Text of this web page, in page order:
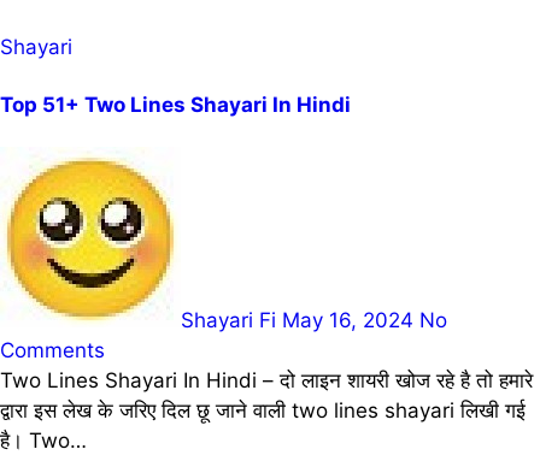
Shayari
Top 51+ Two Lines Shayari In Hindi
Shayari Fi May 16, 2024 No
Comments
Two Lines Shayari In Hindi – दो लाइन शायरी खोज रहे है तो हमारे
द्वारा इस लेख के जरिए दिल छू जाने वाली two lines shayari लिखी गई
है। Two…